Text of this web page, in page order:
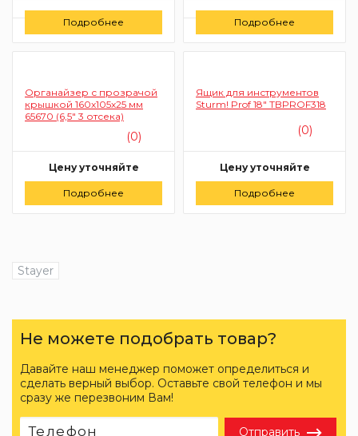
Заказать
Подробнее
Заказать
Подробнее
Органайзер с прозрачой
крышкой 160х105х25 мм
65670 (6,5" 3 отсека)
(0)
Цену уточняйте
Заказать
Подробнее
Ящик для инструментов
Sturm! Prof 18" TBPROF318
(0)
Цену уточняйте
Заказать
Подробнее
Stayer
Не можете подобрать товар?
Давайте наш менеджер поможет определиться и
сделать верный выбор. Оставьте свой телефон и мы
сразу же перезвоним Вам!
Отправить